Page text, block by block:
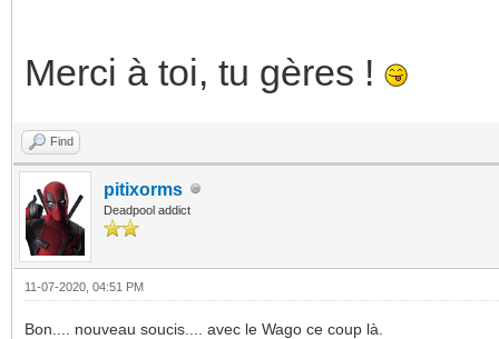
Merci à toi, tu gères !
Find
pitixorms
Deadpool addict
11-07-2020, 04:51 PM
Bon.... nouveau soucis.... avec le Wago ce coup là.